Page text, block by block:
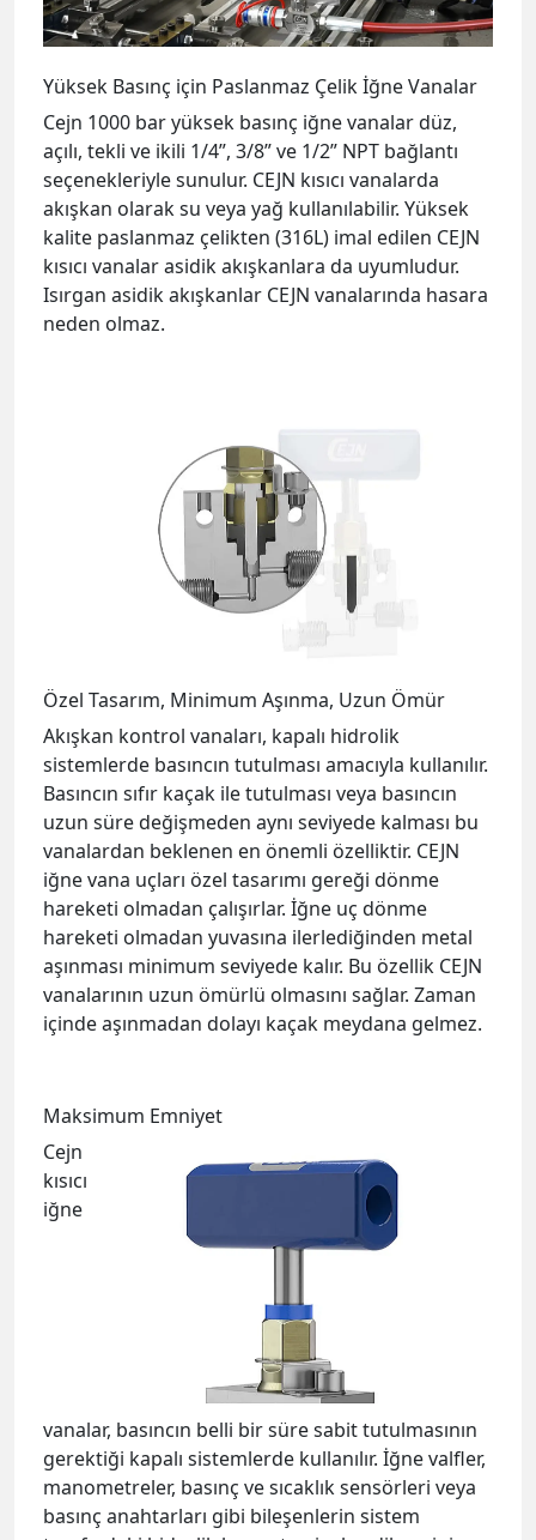
Yüksek Basınç için Paslanmaz Çelik İğne Vanalar
Cejn 1000 bar yüksek basınç iğne vanalar düz,
açılı, tekli ve ikili 1/4”, 3/8” ve 1/2” NPT bağlantı
seçenekleriyle sunulur. CEJN kısıcı vanalarda
akışkan olarak su veya yağ kullanılabilir. Yüksek
kalite paslanmaz çelikten (316L) imal edilen CEJN
kısıcı vanalar asidik akışkanlara da uyumludur.
Isırgan asidik akışkanlar CEJN vanalarında hasara
neden olmaz.
Özel Tasarım, Minimum Aşınma, Uzun Ömür
Akışkan kontrol vanaları, kapalı hidrolik
sistemlerde basıncın tutulması amacıyla kullanılır.
Basıncın sıfır kaçak ile tutulması veya basıncın
uzun süre değişmeden aynı seviyede kalması bu
vanalardan beklenen en önemli özelliktir. CEJN
iğne vana uçları özel tasarımı gereği dönme
hareketi olmadan çalışırlar. İğne uç dönme
hareketi olmadan yuvasına ilerlediğinden metal
aşınması minimum seviyede kalır. Bu özellik CEJN
vanalarının uzun ömürlü olmasını sağlar. Zaman
içinde aşınmadan dolayı kaçak meydana gelmez.
Maksimum Emniyet
Cejn
kısıcı
iğne
vanalar, basıncın belli birsüre sabit tutulmasının
gerektiği kapalı sistemlerde kullanılır. İğne valfler,
manometreler, basınç ve sıcaklık sensörleri veya
basınç anahtarları gibi bileşenlerin sistem